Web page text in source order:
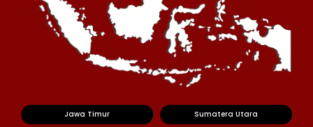
Jawa Timur Sumatera Utara